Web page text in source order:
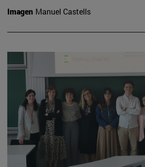
Imagen Manuel Castells